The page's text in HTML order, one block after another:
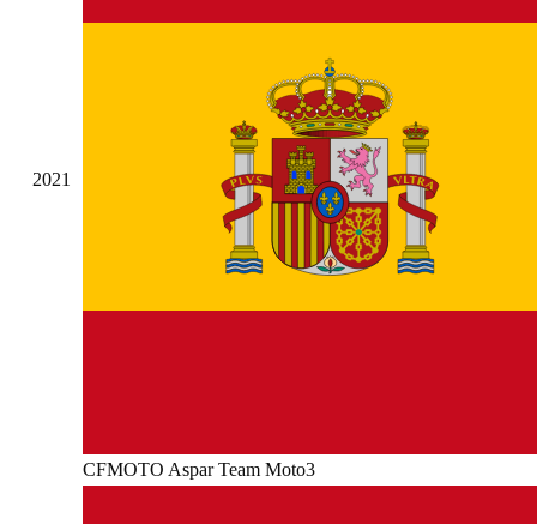
2021
CFMOTO Aspar Team Moto3